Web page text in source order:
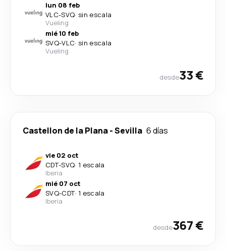
lun 08 feb
VLC-SVQ· sin escala
Vueling
mié 10 feb
SVQ-VLC· sin escala
Vueling
desde33 €
Castellon de la Plana-Sevilla 6 días
vie 02 oct
CDT-SVQ· 1 escala
Iberia
mié 07 oct
SVQ-CDT· 1 escala
Iberia
desde367 €